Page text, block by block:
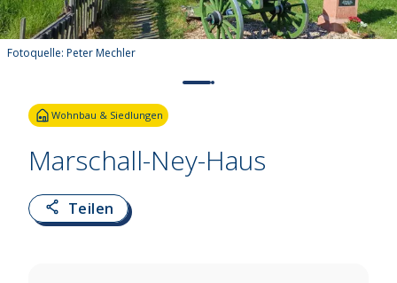
Fotoquelle: Peter Mechler
Wohnbau & Siedlungen
Marschall-Ney-Haus
Teilen